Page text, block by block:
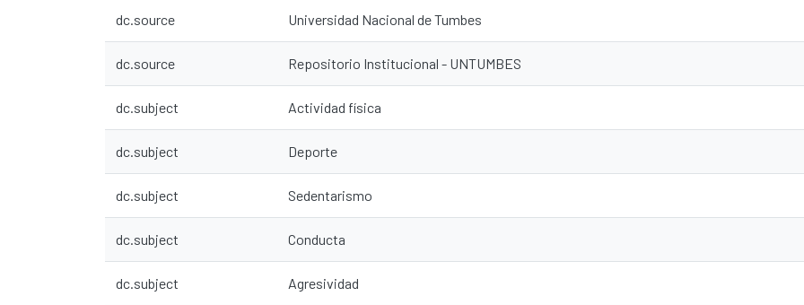
dc.source Universidad Nacional de Tumbes
dc.source Repositorio Institucional - UNTUMBES
dc.subject Actividad física
dc.subject Deporte
dc.subject Sedentarismo
dc.subject Conducta
dc.subject Agresividad